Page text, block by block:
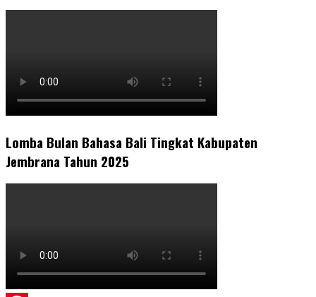
Lomba Bulan Bahasa Bali Tingkat Kabupaten
Jembrana Tahun 2025